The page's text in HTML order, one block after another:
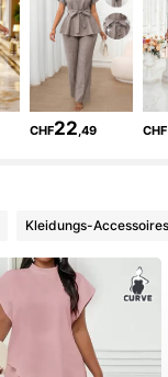
CHF22 ,49 CHF
Kleidungs-Accessoires